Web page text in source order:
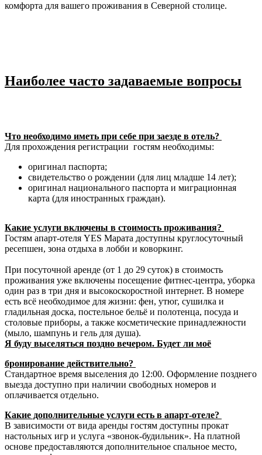
комфорта для вашего проживания в Северной столице.
Наиболее часто задаваемые вопросы
Что необходимо иметь при себе при заезде в отель?
Для прохождения регистрации гостям необходимы:
оригинал паспорта;
свидетельство о рождении (для лиц младше 14 лет);
оригинал национального паспорта и миграционная
карта (для иностранных граждан).
Какие услуги включены в стоимость проживания?
Гостям апарт-отеля YES Марата доступны круглосуточный
ресепшен, зона отдыха в лобби и коворкинг.
При посуточной аренде (от 1 до 29 суток) в стоимость
проживания уже включены посещение фитнес-центра, уборка
один раз в три дня и высокоскоростной интернет. В номере
есть всё необходимое для жизни: фен, утюг, сушилка и
гладильная доска, постельное бельё и полотенца, посуда и
столовые приборы, а также косметические принадлежности
(мыло, шампунь и гель для душа).
Я буду выселяться поздно вечером. Будет ли моё
бронирование действительно?
Стандартное время выселения до 12:00. Оформление позднего
выезда доступно при наличии свободных номеров и
оплачивается отдельно.
Какие дополнительные услуги есть в апарт-отеле?
В зависимости от вида аренды гостям доступны прокат
настольных игр и услуга «звонок-будильник». На платной
основе предоставляются дополнительное спальное место,